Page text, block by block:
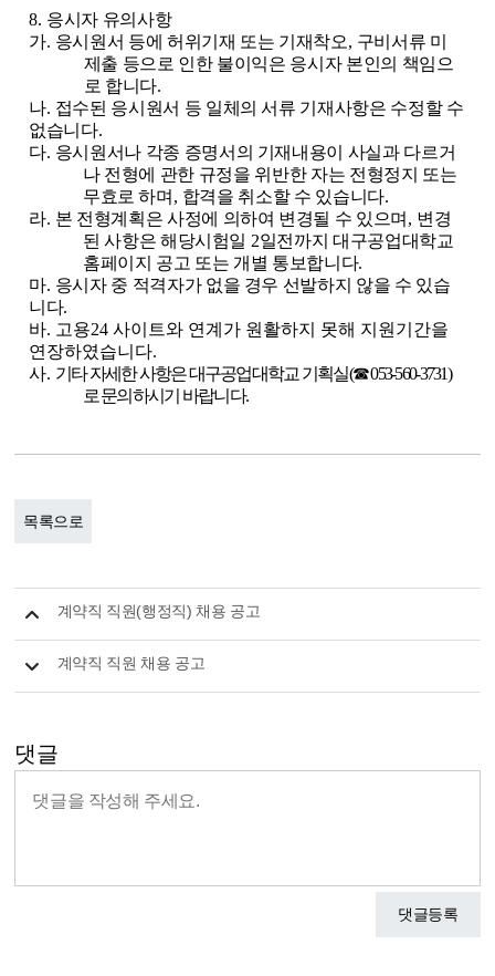
8. 응시자 유의사항
가. 응시원서 등에 허위기재 또는 기재착오, 구비서류 미
제출 등으로 인한 불이익은 응시자 본인의 책임으
로 합니다.
나. 접수된 응시원서 등 일체의 서류 기재사항은 수정할 수
없습니다.
다. 응시원서나 각종 증명서의 기재내용이 사실과 다르거
나 전형에 관한 규정을 위반한 자는 전형정지 또는
무효로 하며 , 합격을 취소할 수 있습니다.
라. 본 전형계획은 사정에 의하여 변경될 수 있으며 , 변경
된 사항은 해당시험일 2일전까지 대구공업대학교
홈페이지 공고 또는 개별 통보합니다.
마. 응시자 중 적격자가 없을 경우 선발하지 않을 수 있습
니다.
바. 고용24 사이트와 연계가 원활하지 못해 지원기간을
연장하였습니다.
사. 기타 자세한 사항은 대구공업대학교 기획실(☎053-560-3731)
로 문의하시기 바랍니다.
목록으로
계약직 직원(행정직) 채용 공고
계약직 직원 채용 공고
댓글
댓글등록